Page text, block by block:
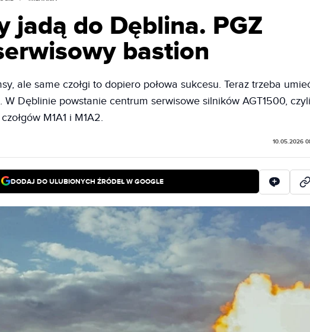
jadą do Dęblina. PGZ
bastion
ale same czołgi to dopiero połowa sukcesu. Teraz trzeba
W Dęblinie powstanie centrum serwisowe silników AGT1500, czyli
M1A1 i M1A2.
10.05.2026
DODAJ DO ULUBIONYCH ŹRÓDEŁ W GOOGLE